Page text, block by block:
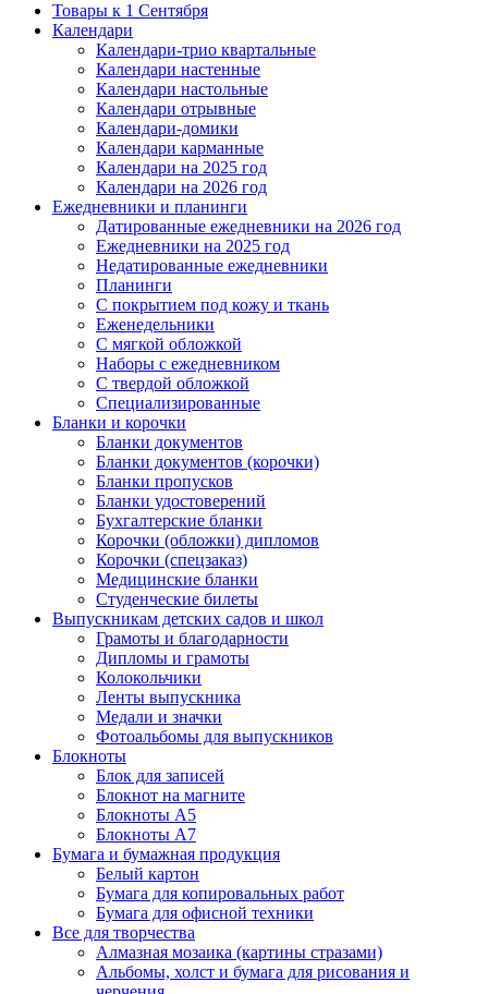
Товары к 1 Сентября
Календари
Календари-трио квартальные
Календари настенные
Календари настольные
Календари отрывные
Календари-домики
Календари карманные
Календари на 2025 год
Календари на 2026 год
Ежедневники и планинги
Датированные ежедневники на 2026 год
Ежедневники на 2025 год
Недатированные ежедневники
Планинги
С покрытием под кожу и ткань
Еженедельники
С мягкой обложкой
Наборы с ежедневником
С твердой обложкой
Специализированные
Бланки и корочки
Бланки документов
Бланки документов (корочки)
Бланки пропусков
Бланки удостоверений
Бухгалтерские бланки
Корочки (обложки) дипломов
Корочки (спецзаказ)
Медицинские бланки
Студенческие билеты
Выпускникам детских садов и школ
Грамоты и благодарности
Дипломы и грамоты
Колокольчики
Ленты выпускника
Медали и значки
Фотоальбомы для выпускников
Блокноты
Блок для записей
Блокнот на магните
Блокноты А5
Блокноты А7
Бумага и бумажная продукция
Белый картон
Бумага для копировальных работ
Бумага для офисной техники
Все для творчества
Алмазная мозаика (картины стразами)
Альбомы, холст и бумага для рисования и